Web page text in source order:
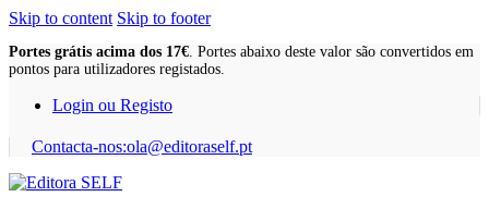
Skip to content Skip to footer
Portes grátis acima dos 17€. Portes abaixo deste valor são convertidos em
pontos para utilizadores registados.
Login ou Registo
Contacta-nos:ola@editoraself.pt